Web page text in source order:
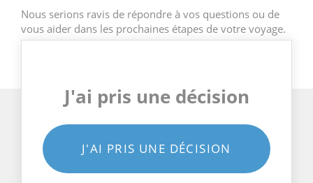
Nous serions ravis de répondre à vos questions ou de
vous aider dans les prochaines étapes de votre voyage.
J'ai pris une décision
J'AI PRIS UNE DÉCISION